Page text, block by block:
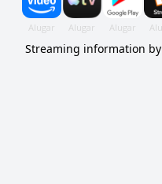
Streaming information by